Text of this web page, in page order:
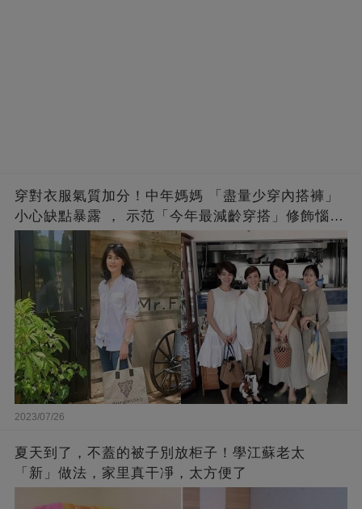
穿對衣服氣質加分！中年媽媽 「盡量少穿內搭褲」
小心缺點暴露 ， 示范「今年最減齡穿搭」修飾惱人
下半身
2023/07/26
夏天到了，不蓋的被子別放柜子！學江蘇老太
「新」做法，家里真干凈，太方便了